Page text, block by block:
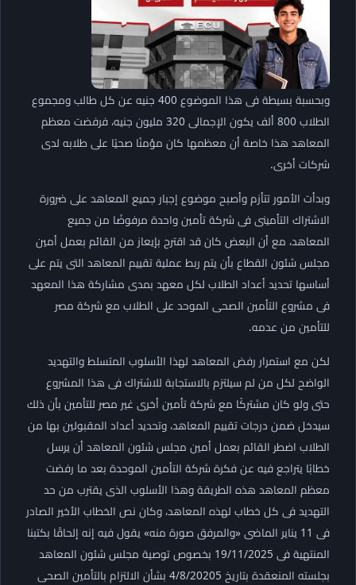
وبحسبة بسيطة فى هذا الموضوع 400 جنيه عن كل طالب ومجموع
الطلاب 800 ألف يكون الإجمالى 320 مليون جنيه، فرفضت معظم
المعاهد هذا خاصة أن معظمها كان مؤمنًا صحيًا على طلابه لدى
شركات أخرى.
وبدأت الأمور تتأزم وأصبح موضوع إجبار جميع المعاهد على ضرورة
الاشتراك التأمينى فى شركة تأمين واحدة مرفوضًا من جميع
المعاهد، مع أن البعض كان قد اقترح بإيعاز من القائم بعمل أمين
مجلس شئون القطاع بأن يتم ربط عملية تقييم المعاهد التى يتم على
أساسها تحديد أعداد الطلاب لكل معهد بمدى مشاركة هذا المعهد
فى مشروع التأمين الصحى الموحد على الطلاب مع شركة مصر
للتأمين من عدمه.
لكن مع استمرار رفض المعاهد لهذا الأسلوب المتسلط والتهديد
الواضح لكل من لم سيلتزم بالاستجابة للاشتراك فى هذا المشروع
حتى ولو كان مشتركًا مع شركة تأمين أخرى غير مصر للتأمين بأن ذلك
سيدخل ضمن درجات تقييم المعاهد، وتحديد أعداد المقبولين بها من
الطلاب اضطر القائم بعمل أمين مجلس شئون المعاهد أن يرسل
خطابًا يتراجع فيه عن فكرة شركة التأمين الموحدة بعد ما رفضت
معظم المعاهد هذه الطريقة وهذا الأسلوب الذى يقترب من حد
التهديد فى كل خطاب لهذه المعاهد، وكان نص الخطاب الأخير الصادر
فى 11 يناير الماضى «والمرفق صورة منه» يقول فيه إنه إلحاقًا بكتبنا
المنتهية فى 19/11/2025 بخصوص توصية مجلس شئون المعاهد
بجلسته المنعقدة بتاريخ 4/8/20205 بشأن الالتزام بالتأمين الصحى